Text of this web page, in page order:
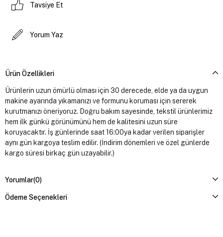
Tavsiye Et
Yorum Yaz
Ürün Özellikleri
Ürünlerin uzun ömürlü olması için 30 derecede, elde ya da uygun
makine ayarında yıkamanızı ve formunu koruması için sererek
kurutmanızı öneriyoruz. Doğru bakım sayesinde, tekstil ürünlerimiz
hem ilk günkü görünümünü hem de kalitesini uzun süre
koruyacaktır. İş günlerinde saat 16:00ya kadar verilen siparişler
aynı gün kargoya teslim edilir. (İndirim dönemleri ve özel günlerde
kargo süresi birkaç gün uzayabilir.)
Yorumlar(0)
Ödeme Seçenekleri